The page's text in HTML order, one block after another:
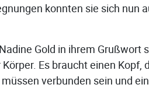
konnten sie sich nun
Gold in ihrem Grußwort
Es braucht einen Kopf,
verbunden sein und